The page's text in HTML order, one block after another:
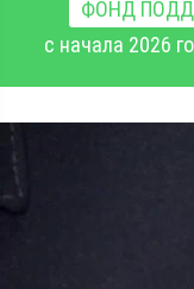
ФОНД
с начала 2026
выдачи